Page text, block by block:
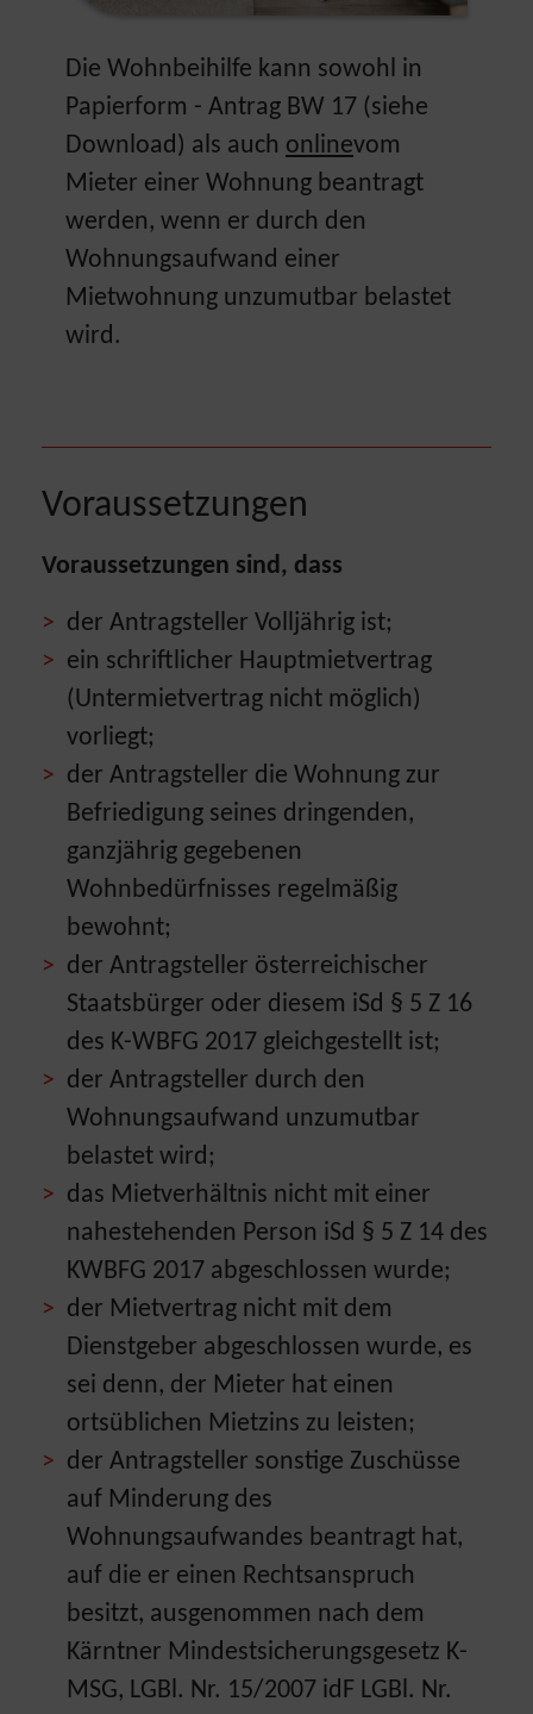
Die Wohnbeihilfe kann sowohl in
Papierform - Antrag BW 17 (siehe
Download) als auch onlinevom
Mieter einer Wohnung beantragt
werden, wenn er durch den
Wohnungsaufwand einer
Mietwohnung unzumutbar belastet
wird.
Voraussetzungen
Voraussetzungen sind, dass
der Antragsteller Volljährig ist;
ein schriftlicher Hauptmietvertrag
(Untermietvertrag nicht möglich)
vorliegt;
der Antragsteller die Wohnung zur
Befriedigung seines dringenden,
ganzjährig gegebenen
Wohnbedürfnisses regelmäßig
bewohnt;
der Antragsteller österreichischer
Staatsbürger oder diesem iSd § 5 Z 16
des K-WBFG 2017 gleichgestellt ist;
der Antragsteller durch den
Wohnungsaufwand unzumutbar
belastet wird;
das Mietverhältnis nicht mit einer
nahestehenden Person iSd § 5 Z 14 des
KWBFG 2017 abgeschlossen wurde;
der Mietvertrag nicht mit dem
Dienstgeber abgeschlossen wurde, es
sei denn, der Mieter hat einen
ortsüblichen Mietzins zu leisten;
der Antragsteller sonstige Zuschüsse
auf Minderung des
Wohnungsaufwandes beantragt hat,
auf die er einen Rechtsanspruch
besitzt, ausgenommen nach dem
Kärntner Mindestsicherungsgesetz K-
MSG, LGBl. Nr. 15/2007 idF LGBl. Nr.